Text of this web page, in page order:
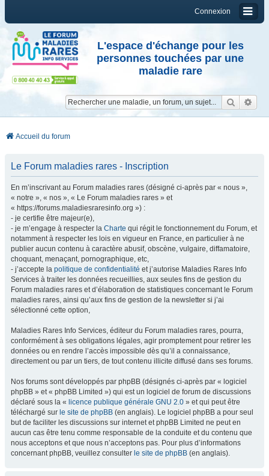
Connexion
L'espace d'échange pour les
personnes touchées par une
maladie rare
Accueil du forum
Le Forum maladies rares - Inscription
En m’inscrivant au Forum maladies rares (désigné ci-après par « nous »,
« notre », « nos », « Le Forum maladies rares » et
« https://forums.maladiesraresinfo.org ») :
- je certifie être majeur(e),
- je m’engage à respecter la Charte qui régit le fonctionnement du Forum, et
notamment à respecter les lois en vigueur en France, en particulier à ne
publier aucun contenu à caractère abusif, obscène, vulgaire, diffamatoire,
choquant, menaçant, pornographique, etc,
- j’accepte la politique de confidentialité et j’autorise Maladies Rares Info
Services à traiter les données recueillies, aux seules fins de gestion du
Forum maladies rares et d’élaboration de statistiques concernant le Forum
maladies rares, ainsi qu’aux fins de gestion de la newsletter si j’ai
sélectionné cette option,
Maladies Rares Info Services, éditeur du Forum maladies rares, pourra,
conformément à ses obligations légales, agir promptement pour retirer les
données ou en rendre l’accès impossible dès qu’il a connaissance,
directement ou par un tiers, de tout contenu illicite diffusé dans ses forums.
Nos forums sont développés par phpBB (désignés ci-après par « logiciel
phpBB » et « phpBB Limited ») qui est un logiciel de forum de discussions
déclaré sous la « licence publique générale GNU 2.0 » et qui peut être
téléchargé sur le site de phpBB (en anglais). Le logiciel phpBB a pour seul
but de faciliter les discussions sur internet et phpBB Limited ne peut en
aucun cas être tenu comme responsable de la conduite et du contenu que
nous acceptons et que nous n’acceptons pas. Pour plus d’informations
concernant phpBB, veuillez consulter le site de phpBB (en anglais).